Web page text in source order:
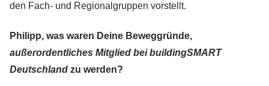
den Fach- und Regionalgruppen vorstellt.
Philipp, was waren Deine Beweggründe,
außerordentliches Mitglied bei buildingSMART
Deutschland zu werden?